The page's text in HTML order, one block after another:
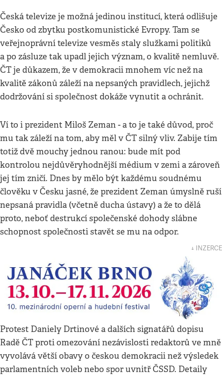
Česká televize je možná jedinou institucí, která odlišuje
Česko od zbytku postkomunistické Evropy. Tam se
veřejnoprávní televize vesměs staly služkami politiků
a po zásluze tak upadl jejich význam, o kvalitě nemluvě.
ČT je důkazem, že v demokracii mnohem víc než na
kvalitě zákonů záleží na nepsaných pravidlech, jejichž
dodržování si společnost dokáže vynutit a ochránit.
Ví to i prezident Miloš Zeman - a to je také důvod, proč
mu tak záleží na tom, aby měl v ČT silný vliv. Zabije tím
totiž dvě mouchy jednou ranou: bude mít pod
kontrolou nejdůvěryhodnější médium v zemi a zároveň
jej tím zničí. Dnes by mělo být každému soudnému
člověku v Česku jasné, že prezident Zeman úmyslně ruší
nepsaná pravidla (včetně ducha ústavy) a že to dělá
proto, neboť destrukcí společenské dohody slábne
schopnost společnosti stavět se mu na odpor.
↓ INZERCE
Protest Daniely Drtinové a dalších signatářů dopisu
Radě ČT proti omezování nezávislosti redaktorů ve mně
vyvolává větší obavy o českou demokracii než výsledek
parlamentních voleb nebo spor uvnitř ČSSD. Detaily